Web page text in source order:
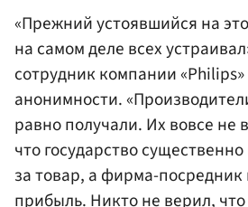
«Прежний устоявшийся на
на самом деле всех
сотрудник компании
анонимности.
равно получали. Их вовсе не
что государство
за товар, а фирма-посредник
прибыль. Никто не верил,